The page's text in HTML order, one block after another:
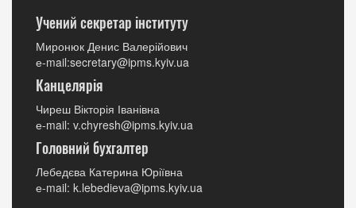
Учений секретар інституту
Миронюк Денис Валерійович
е-mail:secretary@ipms.kyiv.ua
Канцелярія
Чиреш Вікторія Іванівна
е-mail: v.chyresh@ipms.kyiv.ua
Головний бухгалтер
Лебедєва Катерина Юріївна
е-mail: k.lebedieva@ipms.kyiv.ua